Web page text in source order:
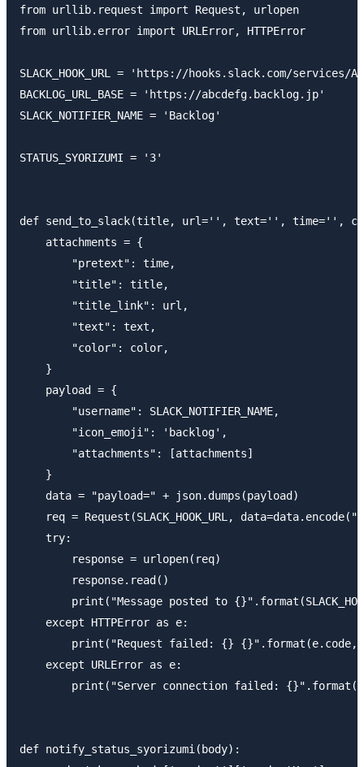
from urllib.request import Request, urlopen
from urllib.error import URLError, HTTPError
SLACK_HOOK_URL = 'https://hooks.slack.com/services/
BACKLOG_URL_BASE = 'https://abcdefg.backlog.jp'
SLACK_NOTIFIER_NAME = 'Backlog'
STATUS_SYORIZUMI = '3'
def send_to_slack(title, url='', text='', time='',
    attachments = {
        "pretext": time,
        "title": title,
        "title_link": url,
        "text": text,
        "color": color,
    }
    payload = {
        "username": SLACK_NOTIFIER_NAME,
        "icon_emoji": 'backlog',
        "attachments": [attachments]
    }
    data = "payload=" + json.dumps(payload)
req = Request(SLACK_HOOK_URL,
    try:
        response = urlopen(req)
        response.read()
print("Message posted to
    except HTTPError as e:
print("Request failed: {} {}".format(e.code,
    except URLError as e:
print("Server connection failed:
def notify_status_syorizumi(body):